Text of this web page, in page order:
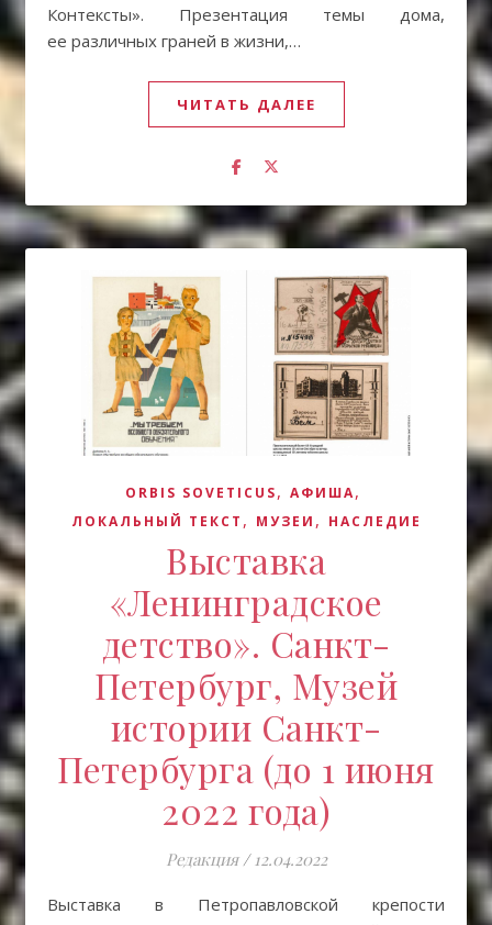
Контексты». Презентация темы дома,
ее различных граней в жизни,…
ЧИТАТЬ ДАЛЕЕ
ORBIS SOVETICUS, АФИША,
ЛОКАЛЬНЫЙ ТЕКСТ , МУЗЕИ , НАСЛЕДИЕ
Выставка
«Ленинградское
детство». Санкт-
Петербург, Музей
истории Санкт-
Петербурга (до 1 июня
2022 года)
Редакция / 12.04.2022
Выставка в Петропавловской крепости